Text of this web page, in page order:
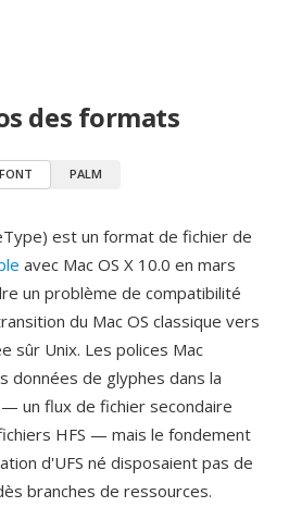
des formats
PALM
est un format de fichier de
avec Mac OS X 10.0 en mars
un problème de compatibilité
du Mac OS classique vers
sûr Unix. Les polices Mac
données de glyphes dans la
un flux de fichier secondaire
HFS — mais le fondement
d'UFS né disposaient pas de
branches de ressources.